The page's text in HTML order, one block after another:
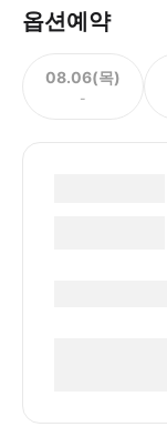
옵션예약
08.06(목)
-